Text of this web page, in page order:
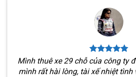
Mình thuê xe 29 chỗ của công ty
mình rất hài lòng, tài xế nhiệt tình